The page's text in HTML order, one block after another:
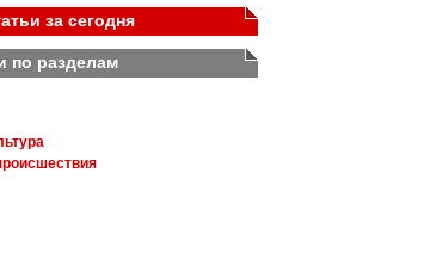
за сегодня
по разделам